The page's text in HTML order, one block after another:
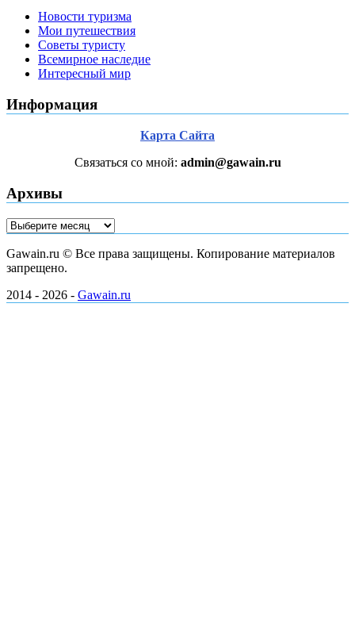
Новости туризма
Мои путешествия
Советы туристу
Всемирное наследие
Интересный мир
Информация
Карта Сайта
Связаться со мной: admin@gawain.ru
Архивы
Архивы
Gawain.ru © Все права защищены. Копирование материалов
запрещено.
2014 - 2026 - Gawain.ru